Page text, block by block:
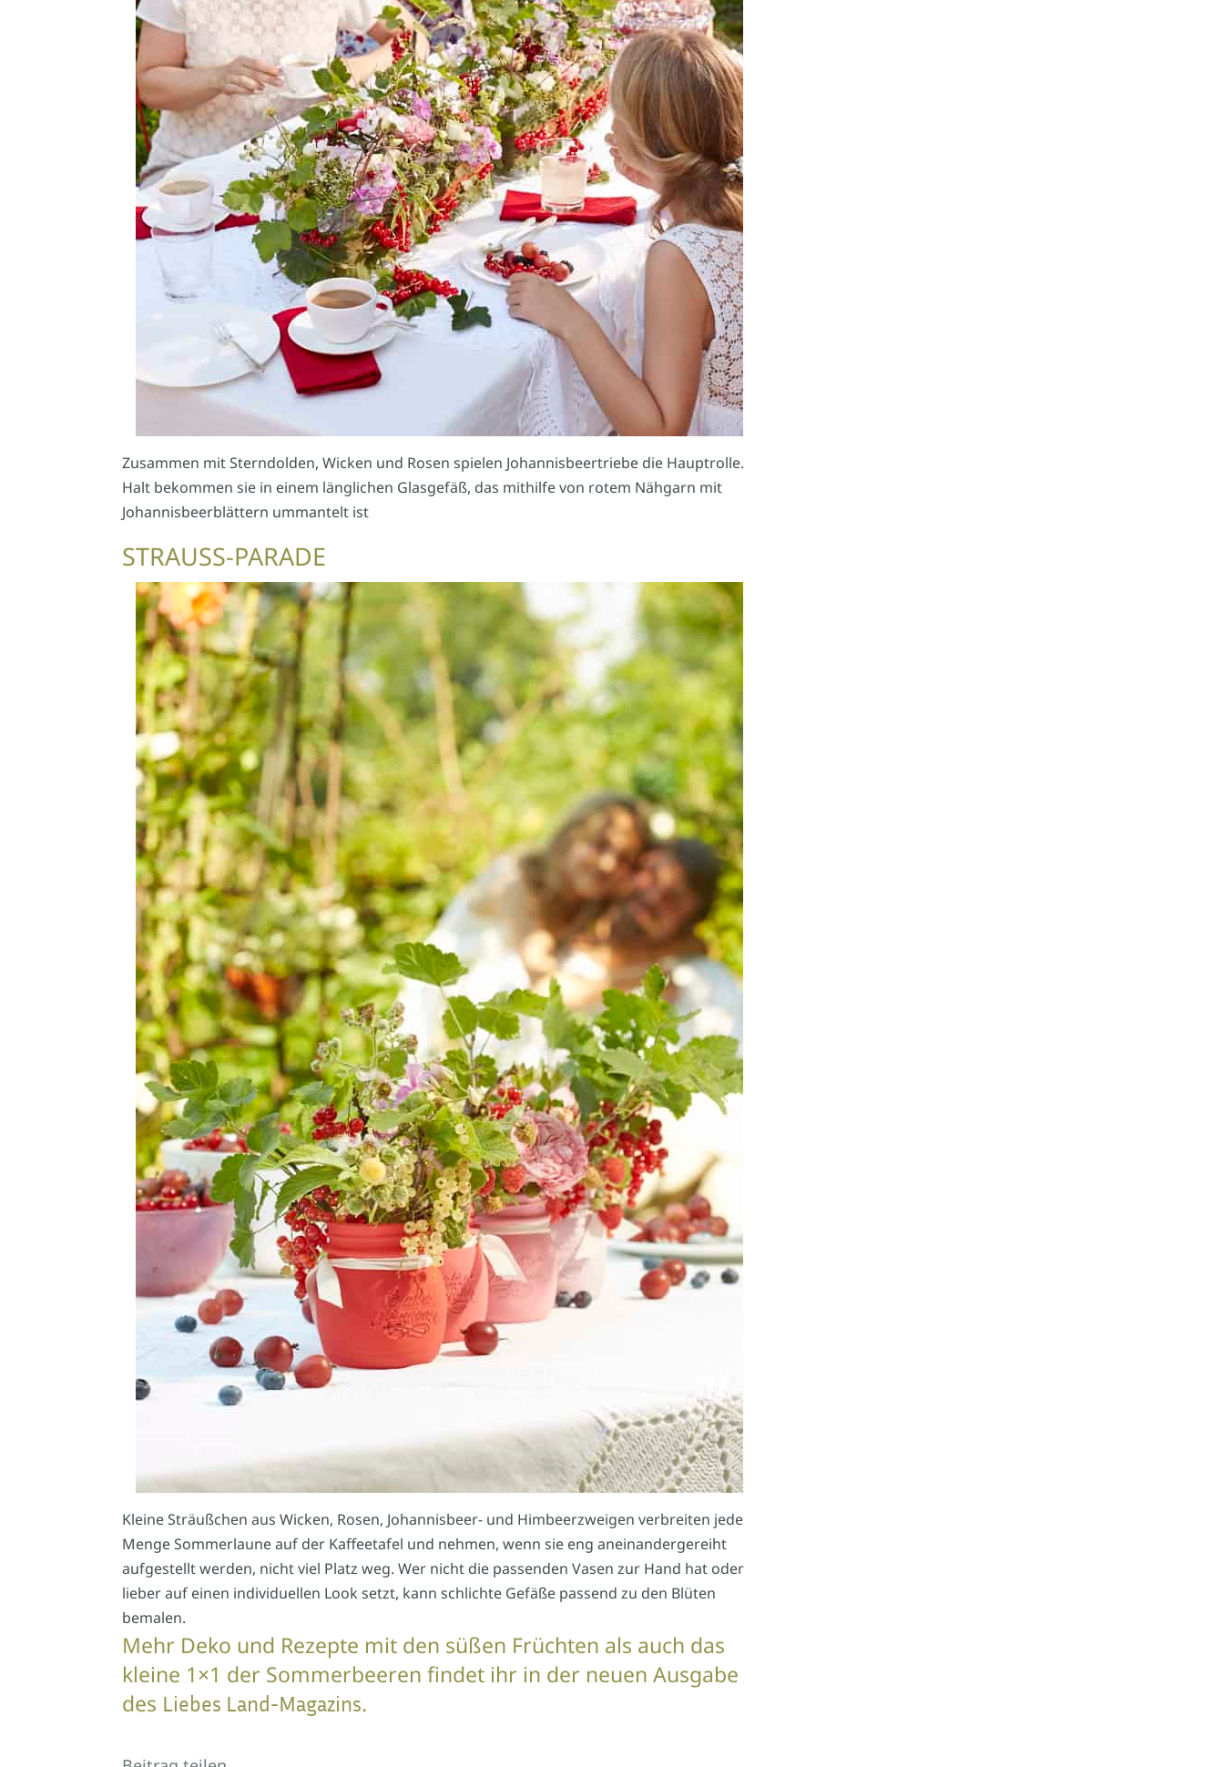
Zusammen mit Sterndolden, Wicken und Rosen spielen Johannisbeertriebe die Hauptrolle.
Halt bekommen sie in einem länglichen Glasgefäß, das mithilfe von rotem Nähgarn mit
Johannisbeerblättern ummantelt ist
STRAUSS-PARADE
Kleine Sträußchen aus Wicken, Rosen, Johannisbeer- und Himbeerzweigen verbreiten jede
Menge Sommerlaune auf der Kaffeetafel und nehmen, wenn sie eng aneinandergereiht
aufgestellt werden, nicht viel Platz weg. Wer nicht die passenden Vasen zur Hand hat oder
lieber auf einen individuellen Look setzt, kann schlichte Gefäße passend zu den Blüten
bemalen.
Mehr Deko und Rezepte mit den süßen Früchten als auch das
kleine 1×1 der Sommerbeeren findet ihr in der neuen Ausgabe
des Liebes Land-Magazins.